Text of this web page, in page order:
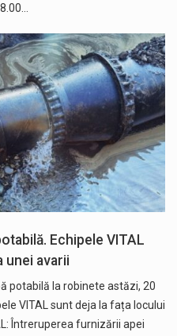
Echipele VITAL
unei avarii
potabilă la robinete astăzi, 20
VITAL sunt deja la fața locului
Întreruperea furnizării apei